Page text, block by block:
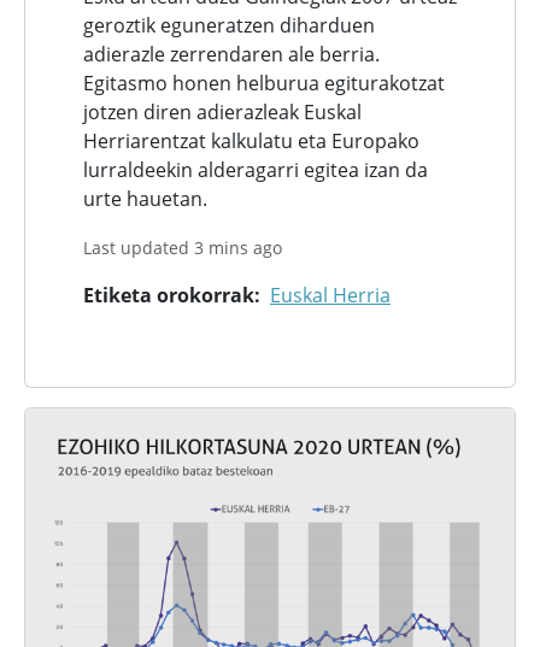
geroztik eguneratzen diharduen
adierazle zerrendaren ale berria.
Egitasmo honen helburua egiturakotzat
jotzen diren adierazleak Euskal
Herriarentzat kalkulatu eta Europako
lurraldeekin alderagarri egitea izan da
urte hauetan.
Last updated 3 mins ago
Etiketa orokorrak Euskal Herria